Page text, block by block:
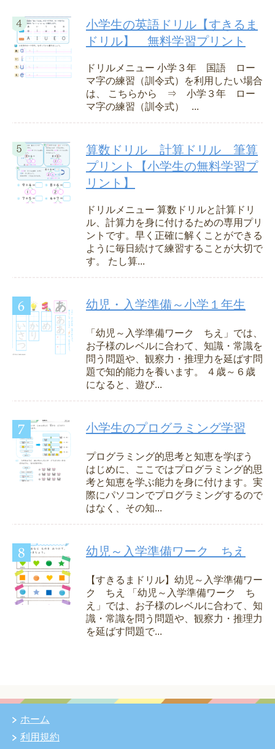
小学生の英語ドリル【すきるま
ドリル】 無料学習プリント
ドリルメニュー 小学３年 国語 ロー
マ字の練習（訓令式）を利用したい場合
は、 こちらから ⇒ 小学３年 ロー
マ字の練習（訓令式） ...
算数ドリル 計算ドリル 筆算
プリント【小学生の無料学習プ
リント】
ドリルメニュー 算数ドリルと計算ドリ
ル、計算力を身に付けるための専用プリ
ントです。早く正確に解くことができる
ように毎日続けて練習することが大切で
す。 たし算...
幼児・入学準備～小学１年生
「幼児～入学準備ワーク ちえ」では、
お子様のレベルに合わて、知識・常識を
問う問題や、観察力・推理力を延ばす問
題で知的能力を養います。 ４歳～６歳
になると、遊び...
小学生のプログラミング学習
プログラミング的思考と知恵を学ぼう
はじめに、ここではプログラミング的思
考と知恵を学ぶ能力を身に付けます。実
際にパソコンでプログラミングするので
はなく、その知...
幼児～入学準備ワーク ちえ
【すきるまドリル】幼児～入学準備ワー
ク ちえ 「幼児～入学準備ワーク ち
え」では、お子様のレベルに合わて、知
識・常識を問う問題や、観察力・推理力
を延ばす問題で...
ホーム
利用規約